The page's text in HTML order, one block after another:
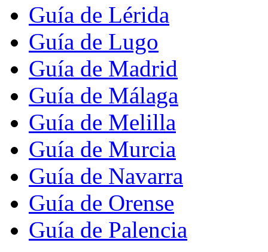
Guía de Lérida
Guía de Lugo
Guía de Madrid
Guía de Málaga
Guía de Melilla
Guía de Murcia
Guía de Navarra
Guía de Orense
Guía de Palencia